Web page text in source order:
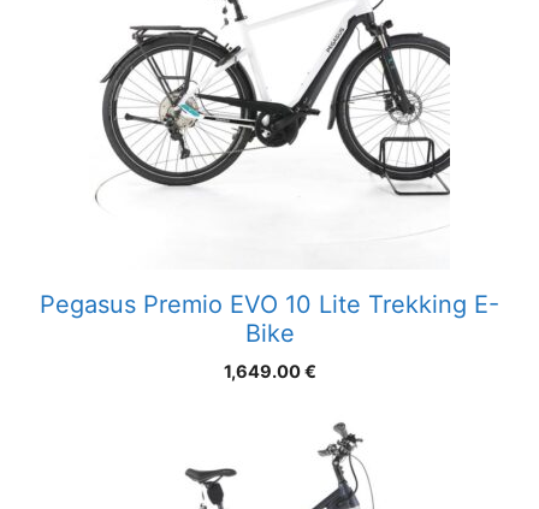
Pegasus Premio EVO 10 Lite Trekking E-
Bike
1,649.00€